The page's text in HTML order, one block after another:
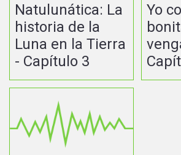
Natulunática: La
historia de la
Luna en la Tierra
- Capítulo 3
Yo